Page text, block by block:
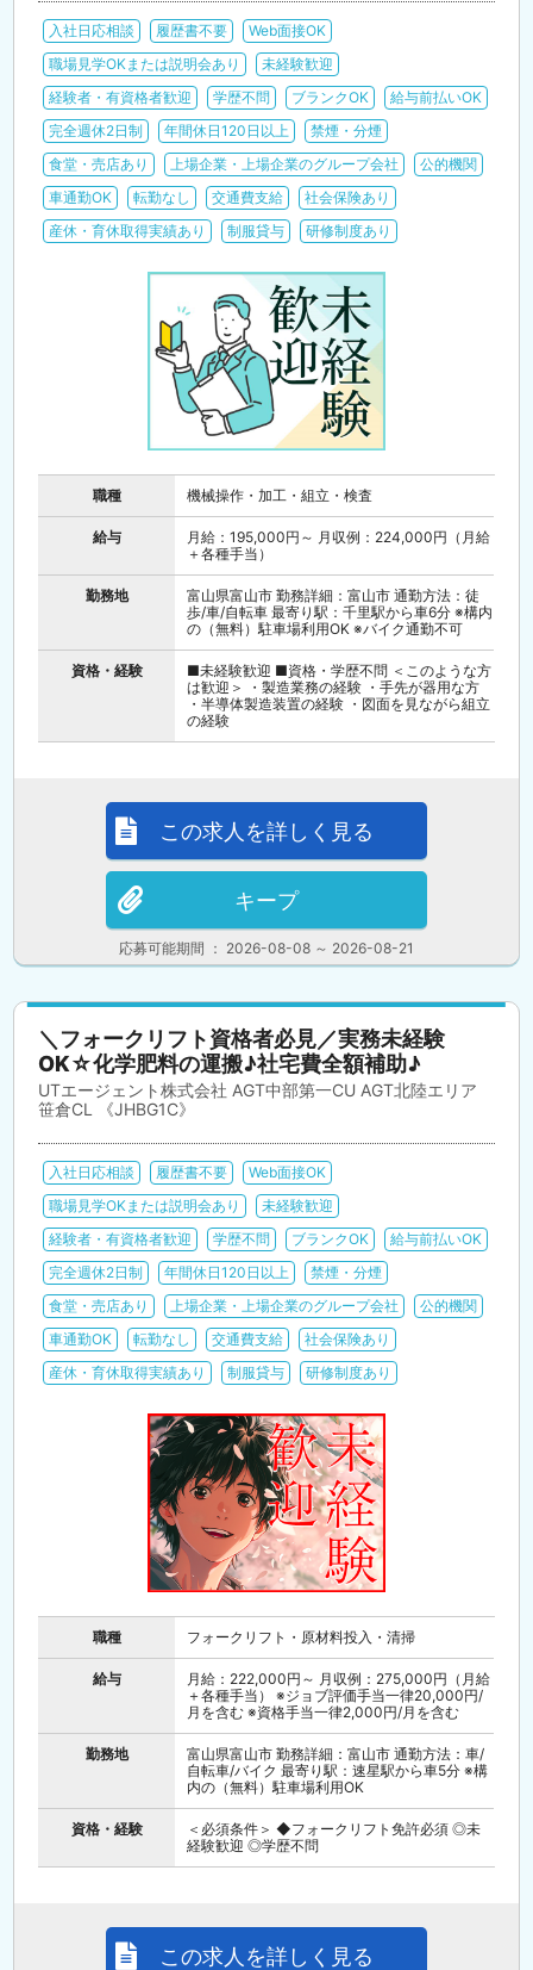
入社日応相談 履歴書不要
Web面接OK
職場見学OKまたは説明会あり
未経験歓迎
経験者・有資格者歓迎
学歴不問 ブランクOK
給与前払いOK
完全週休2日制
年間休日120日以上
禁煙・分煙
食堂・売店あり
上場企業・上場企業のグループ会社
公的機関
車通勤OK
転勤なし 交通費支給
社会保険あり
産休・育休取得実績あり
制服貸与 研修制度あり
職種 機械操作・加工・組立・検査
給与
月給：195,000円～ 月収例：224,000円（月給
＋各種手当）
勤務地
富山県富山市 勤務詳細：富山市 通勤方法：徒
歩/車/自転車 最寄り駅：千里駅から車6分 ※構内
の（無料）駐車場利用OK ※バイク通勤不可
資格・経験
■未経験歓迎 ■資格・学歴不問 ＜このような方
は歓迎＞ ・製造業務の経験 ・手先が器用な方
・半導体製造装置の経験 ・図面を見ながら組立
の経験
応募可能期間 ： 2026-08-08 ～ 2026-08-21
この求人を詳しく見る
キープ
＼フォークリフト資格者必見／実務未経験
OK☆化学肥料の運搬♪社宅費全額補助♪
UTエージェント株式会社 AGT中部第一CU AGT北陸エリア
笹倉CL 《JHBG1C》
入社日応相談 履歴書不要
Web面接OK
職場見学OKまたは説明会あり
未経験歓迎
経験者・有資格者歓迎
学歴不問 ブランクOK
給与前払いOK
完全週休2日制
年間休日120日以上
禁煙・分煙
食堂・売店あり
上場企業・上場企業のグループ会社
公的機関
車通勤OK
転勤なし 交通費支給
社会保険あり
産休・育休取得実績あり
制服貸与 研修制度あり
職種 フォークリフト・原材料投入・清掃
給与
月給：222,000円～ 月収例：275,000円（月給
＋各種手当） ※ジョブ評価手当一律20,000円/
月を含む ※資格手当一律2,000円/月を含む
勤務地
富山県富山市 勤務詳細：富山市 通勤方法：車/
自転車/バイク 最寄り駅：速星駅から車5分 ※構
内の（無料）駐車場利用OK
資格・経験
＜必須条件＞ ◆フォークリフト免許必須 ◎未
経験歓迎 ◎学歴不問
この求人を詳しく見る